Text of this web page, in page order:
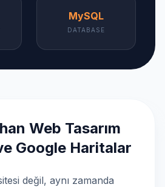
MySQL
DATABASE
Web Tasarım
Google Haritalar
değil, aynı zamanda